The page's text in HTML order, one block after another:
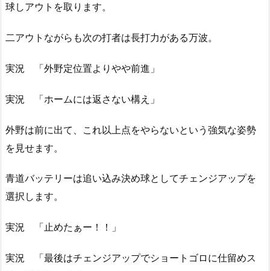
球しアウトを取ります。
二アウトながらも次の打者は長打力がある万波。
実況 「外野定位置よりやや前進」
実況 「ホームには返さない構え」
外野は前に出て、これ以上点をやらないという強気な姿勢
を見せます。
青道バッテリーは追い込み決め球としてチェンジアップを
選択します。
実況 「止めたぁー！！」
実況 「最後はチェンジアップでショートゴロに仕留めス